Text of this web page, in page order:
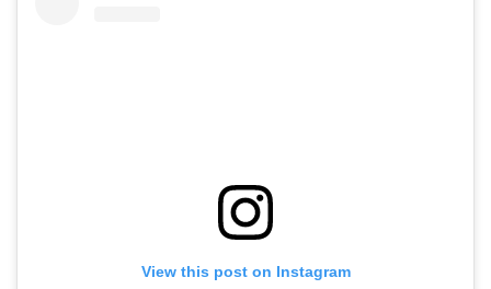
View this post on Instagram